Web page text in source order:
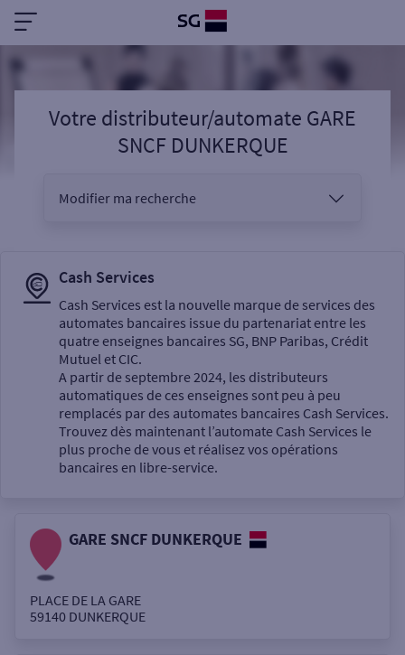
Votre distributeur/automate GARE
SNCF DUNKERQUE
Modifier ma recherche
Sélectionnez votre recherche
Un service
Autour de moi
Cash Services
Cash Services est la nouvelle marque de services des
automates bancaires issue du partenariat entre les
quatre enseignes bancaires SG, BNP Paribas, Crédit
Mutuel et CIC.
A partir de septembre 2024, les distributeurs
automatiques de ces enseignes sont peu à peu
remplacés par des automates bancaires Cash Services.
Trouvez dès maintenant l’automate Cash Services le
plus proche de vous et réalisez vos opérations
bancaires en libre-service.
GARE SNCF DUNKERQUE
PLACE DE LA GARE
59140 DUNKERQUE